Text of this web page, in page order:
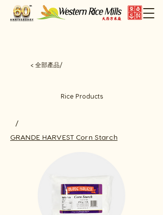
< 全部產品/
Rice Products
/
GRANDE HARVEST Corn Starch